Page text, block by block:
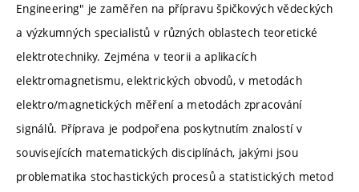
Engineering" je zaměřen na přípravu špičkových vědeckých
a výzkumných specialistů v různých oblastech teoretické
elektrotechniky. Zejména v teorii a aplikacích
elektromagnetismu, elektrických obvodů, v metodách
elektro/magnetických měření a metodách zpracování
signálů. Příprava je podpořena poskytnutím znalostí v
souvisejících matematických disciplínách, jakými jsou
problematika stochastických procesů a statistických metod